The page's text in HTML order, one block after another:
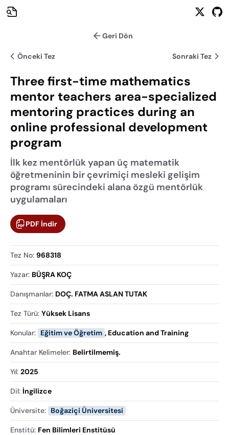
Geri Dön
Önceki Tez Sonraki Tez
Three first-time mathematics
mentor teachers area-specialized
mentoring practices during an
online professional development
program
İlk kez mentörlük yapan üç matematik
öğretmeninin bir çevrimiçi mesleki gelişim
programı sürecindeki alana özgü mentörlük
uygulamaları
PDF İndir
Tez No: 968318
Yazar: BÜŞRA KOÇ
Danışmanlar: DOÇ. FATMA ASLAN TUTAK
Tez Türü: Yüksek Lisans
Konular: Eğitim ve Öğretim , Education and Training
Anahtar Kelimeler: Belirtilmemiş.
Yıl: 2025
Dil: İngilizce
Üniversite: Boğaziçi Üniversitesi
Enstitü: Fen Bilimleri Enstitüsü